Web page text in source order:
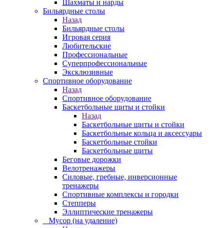
Шахматы и нарды
Бильярдные столы
Назад
Бильярдные столы
Игровая серия
Любительские
Профессиональные
Суперпрофессиональные
Эксклюзивные
Спортивное оборудование
Назад
Спортивное оборудование
Баскетбольные щиты и стойки
Назад
Баскетбольные щиты и стойки
Баскетбольные кольца и аксессуары
Баскетбольные стойки
Баскетбольные щиты
Беговые дорожки
Велотренажеры
Силовые, гребные, инверсионные
тренажеры
Спортивные комплексы и городки
Степперы
Эллиптические тренажеры
_ Мусор (на удаление)